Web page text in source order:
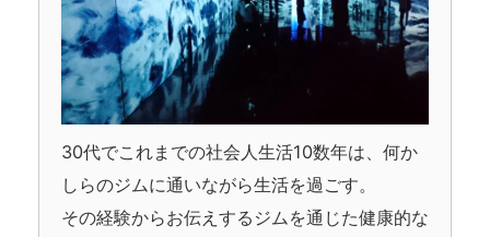
30代でこれまでの社会人生活10数年は、何か
しらのジムに通いながら生活を過ごす。
その経験からお伝えするジムを通じた健康的な